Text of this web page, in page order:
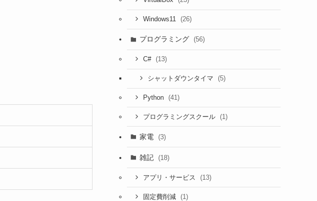
Windows11 (26)
プログラミング (56)
C# (13)
シャットダウンタイマ (5)
Python (41)
プログラミングスクール (1)
家電 (3)
雑記 (18)
アプリ・サービス (13)
固定費削減 (1)